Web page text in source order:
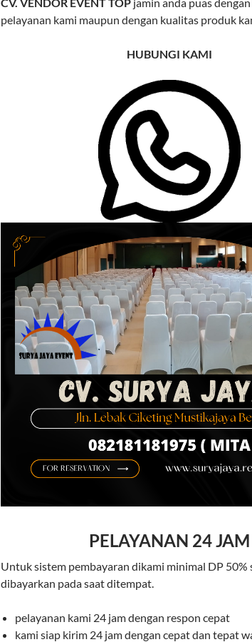
CV. VENDOR EVENT TOP jamin anda puas
pelayanan kami maupun dengan kualitas produk
HUBUNGI KAMI
PELAYANAN 24 JAM
Untuk sistem pembayaran dikami minimal DP 50%
dibayarkan pada saat ditempat.
pelayanan kami 24 jam dengan respon cepat
kami siap kirim 24 jam dengan cepat dan tepat